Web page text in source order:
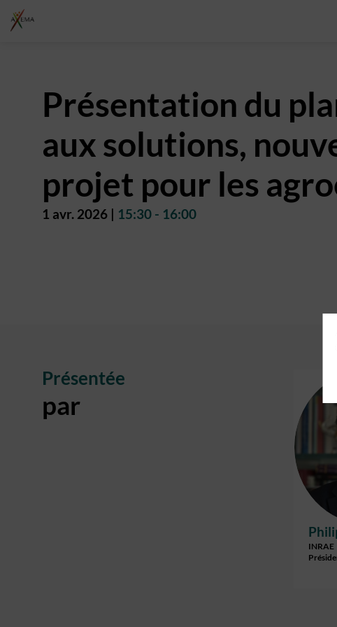
Présentation du
aux solutions,
projet pour les
1 avr. 2026 15:30 - 16:00
Présentée
par
INRAE